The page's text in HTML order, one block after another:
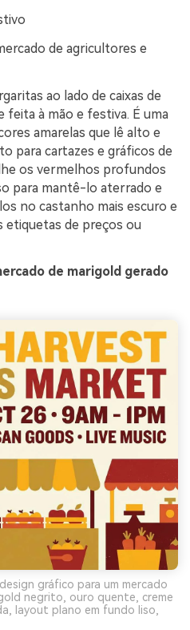
de agricultores e
ao lado de caixas de
feita à mão e festiva. É uma
amarelas que lê alto e
para cartazes e gráficos de
os vermelhos profundos
para mantê-lo aterrado e
no castanho mais escuro e
etiquetas de preços ou
de marigold gerado
gráfico para um mercado
negrito, ouro quente, creme
layout plano em fundo liso,